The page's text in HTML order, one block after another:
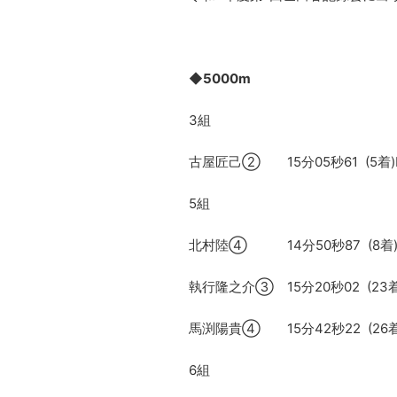
◆5000m
3組
古屋匠己② 15分05秒61 (5着
5組
北村陸④ 14分50秒87 (8着)
執行隆之介③ 15分20秒02 (23
馬渕陽貴④ 15分42秒22 (26
6組